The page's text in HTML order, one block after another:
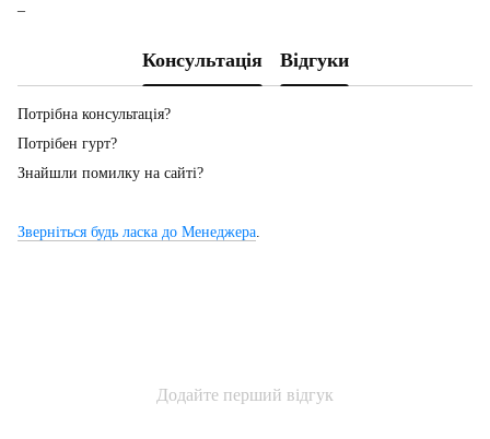
Консультація Відгуки
Потрібна консультація?
Потрібен гурт?
Знайшли помилку на сайті?
Зверніться будь ласка до Менеджера.
Додайте перший відгук